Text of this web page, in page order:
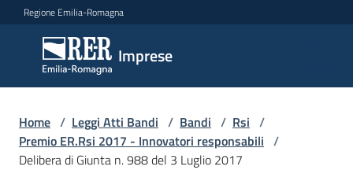
Vai al contenuto
Vai alla navigazione
Vai al footer
Regione Emilia-Romagna
Imprese
Imprese
Argomenti
Home / Leggi Atti Bandi / Bandi / Rsi /
Premio ER.Rsi 2017 - Innovatori responsabili /
Delibera di Giunta n. 988 del 3 Luglio 2017